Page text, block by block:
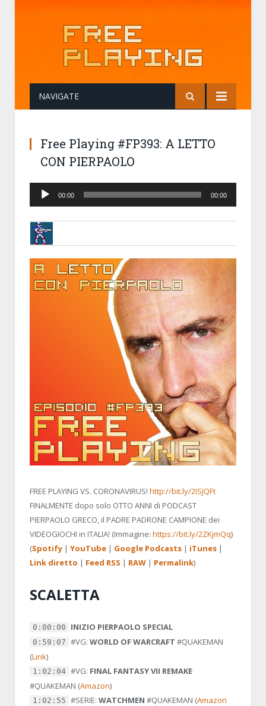
NAVIGATE
Free Playing #FP393: A LETTO
CON PIERPAOLO
Audio
00:00 00:00
BRUNOB28-05-2020 09:32FREE PLAYING #FP393: A LETTO CON
FREE PLAYING VS. CORONAVIRUS! http://bit.ly/2ISJQFt
FINALMENTE dopo solo OTTO ANNI di PODCAST
PIERPAOLO GRECO, il PADRE PADRONE CAMPIONE dei
VIDEOGIOCHI in ITALIA! (Immagine: https://bit.ly/2ZKjmQq)
(Spotify | YouTube | Google Podcasts | iTunes |
Link diretto | Feed RSS | RAW | Permalink)
SCALETTA
0:00:00 INIZIO PIERPAOLO SPECIAL
0:59:07 #VG: WORLD OF WARCRAFT #QUAKEMAN
(Link)
1:02:04 #VG: FINAL FANTASY VII REMAKE
#QUAKEMAN (Amazon)
1:02:55 #SERIE: WATCHMEN #QUAKEMAN (Amazon